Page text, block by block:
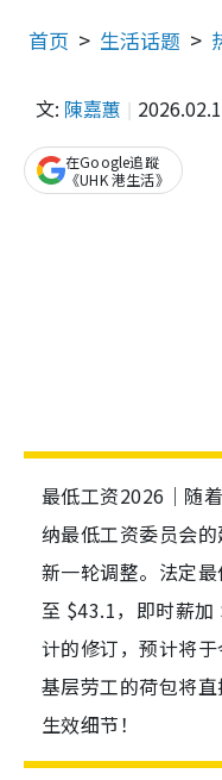
首页 生活话题
文: 陳嘉蕙
在Google追蹤
《UHK 港生活》
最低工资2026｜随
纳最低工资委员会
新一轮调整。法定
至 $43.1，即时薪
计的修订，预计将
基层劳工的荷包将
生效细节！